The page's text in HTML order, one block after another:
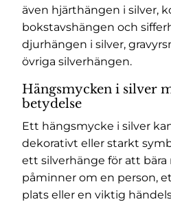
även hjärthängen i silver,
bokstavshängen och
djurhängen i silver,
övriga silverhängen.
Hängsmycken i silver
betydelse
Ett hängsmycke i silver
dekorativt eller starkt
ett silverhänge för att bära
påminner om en person,
plats eller en viktig